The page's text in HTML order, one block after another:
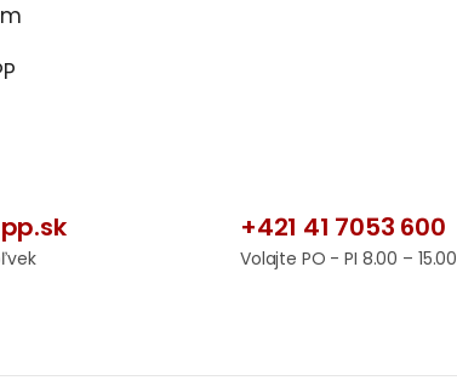
+421 41 7053 600
Volajte PO - PI 8.00 – 15.00